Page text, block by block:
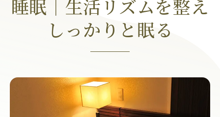
睡眠｜生活リズムを整え
しっかりと眠る